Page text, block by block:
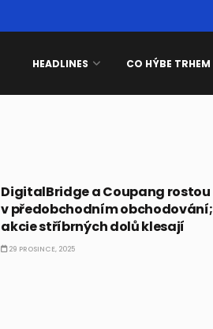
HEADLINES CO HÝBE TRHEM
DigitalBridge a Coupang rostou
v předobchodním obchodování;
akcie stříbrných dolů klesají
29 PROSINCE, 2025